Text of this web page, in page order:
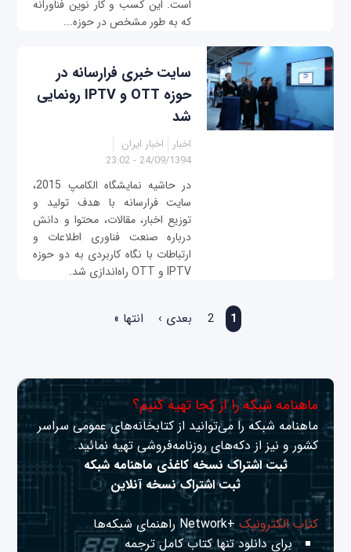
است. این کسب و کار نوین فناورانه
که به طور مشخص در حوزه...
سایت خبری فرارسانه در
حوزه OTT و IPTV رونمایی
شد
اخبار
اخبار ایران
24/09/1394 - 23:02
در حاشیه نمایشگاه الکامپ 2015،
سایت فرارسانه با هدف تولید و
توزیع اخبار، مقالات، محتوا و دانش
درباره صنعت فناوری اطلاعات و
ارتباطات با نگاه کاربردی به دو حوزه
IPTV و OTT راه‌اندازی شد.
1
2 بعدی › انتها »
ماهنامه شبکه را از کجا تهیه کنیم؟
ماهنامه شبکه را می‌توانید از کتابخانه‌های عمومی سراسر
کشور و نیز از دکه‌های روزنامه‌فروشی تهیه نمائید.
ثبت اشتراک نسخه کاغذی ماهنامه شبکه
ثبت اشتراک نسخه آنلاین
کتاب الکترونیک+Network راهنمای شبکه‌ها
برای دانلود تنها کتاب کامل ترجمه